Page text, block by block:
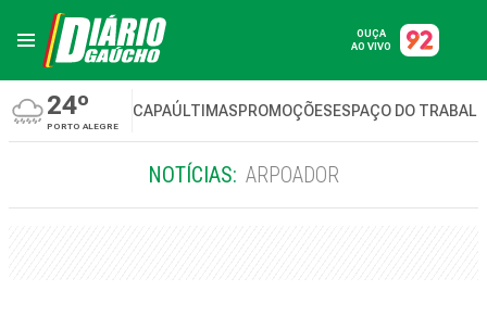
OUÇA
AO VIVO
24º
PORTO ALEGRE
CAPAÚLTIMASPROMOÇÕESESPAÇO DO
NOTÍCIAS: ARPOADOR